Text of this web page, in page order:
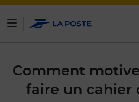
Comment
faire un cahier